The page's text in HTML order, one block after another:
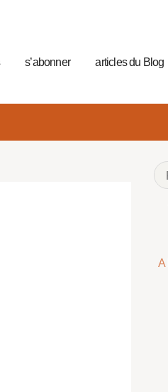
s’abonner articles du Blog
A